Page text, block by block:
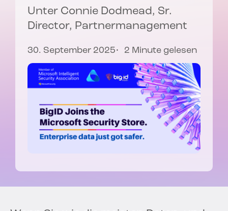
Unter Connie Dodmead, Sr.
Director, Partnermanagement
30. September 2025 2 Minute gelesen